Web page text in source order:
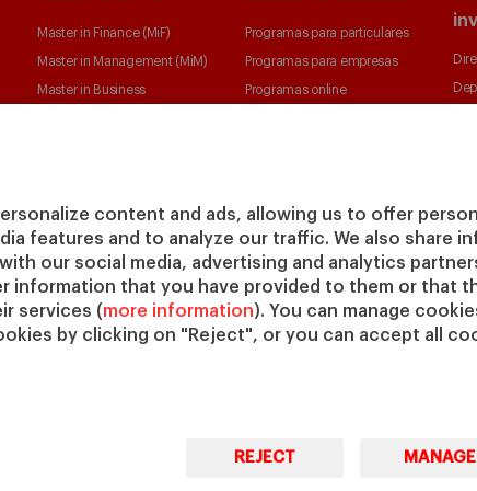
content and ads, allowing us to offer
features and to analyze our traffic. We also share
our social media, advertising and analytics
information that you have provided to them or that
services (more information). You can manage
by clicking on "Reject", or you can accept all
REJECT MANAGE
Master in Finance (MiF)
Master in Management (MiM)
Master in Business
Global Executive Master in
Business Administration
Elige tu MBA
Master in Research in
Management
PhD in Management
Programas para particulares
Programas para empresas
Programas online
© Copyright, 2026. IESE Business School | University of